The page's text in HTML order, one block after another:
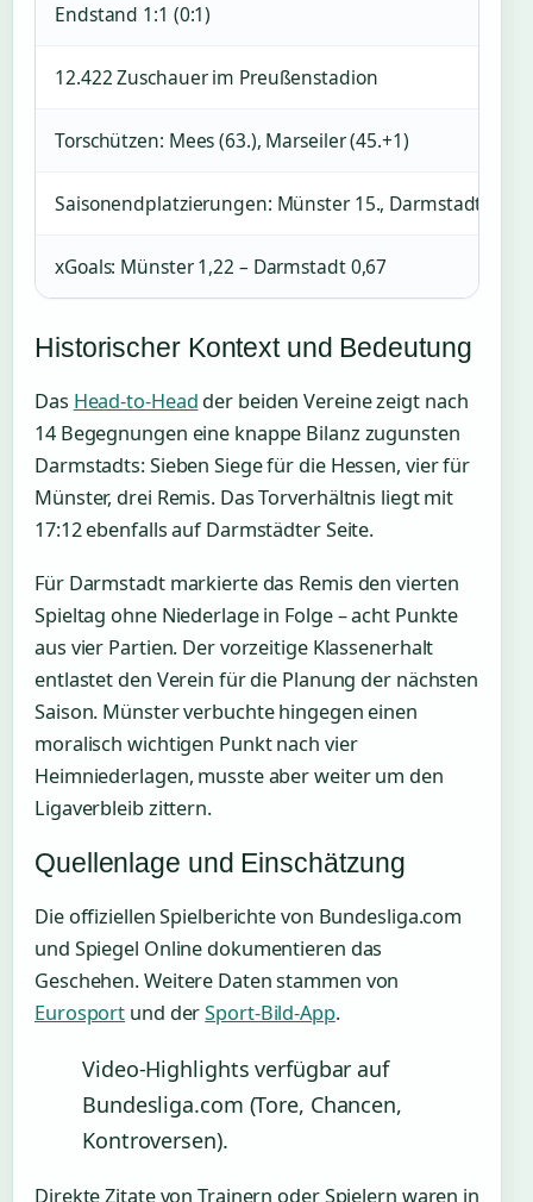
Endstand 1:1 (0:1)
12.422 Zuschauer im Preußenstadion
Torschützen: Mees (63.), Marseiler (45.+1)
Saisonendplatzierungen: Münster 15., Darmstadt 12.
xGoals: Münster 1,22 – Darmstadt 0,67
Historischer Kontext und Bedeutung
Das Head-to-Head der beiden Vereine zeigt nach
14 Begegnungen eine knappe Bilanz zugunsten
Darmstadts: Sieben Siege für die Hessen, vier für
Münster, drei Remis. Das Torverhältnis liegt mit
17:12 ebenfalls auf Darmstädter Seite.
Für Darmstadt markierte das Remis den vierten
Spieltag ohne Niederlage in Folge – acht Punkte
aus vier Partien. Der vorzeitige Klassenerhalt
entlastet den Verein für die Planung der nächsten
Saison. Münster verbuchte hingegen einen
moralisch wichtigen Punkt nach vier
Heimniederlagen, musste aber weiter um den
Ligaverbleib zittern.
Quellenlage und Einschätzung
Die offiziellen Spielberichte von Bundesliga.com
und Spiegel Online dokumentieren das
Geschehen. Weitere Daten stammen von
Eurosport und derSport-Bild-App.
Video-Highlights verfügbar auf
Bundesliga.com (Tore, Chancen,
Kontroversen).
Direkte Zitate von Trainern oder Spielern waren in